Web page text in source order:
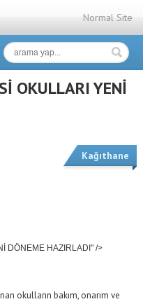
Normal Site
OKULLARI YENİ
DÖNEME HAZIRLADI" />
Kağıthane
okulların bakım, onarım ve